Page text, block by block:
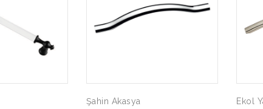
Şahin Akasya Ekol